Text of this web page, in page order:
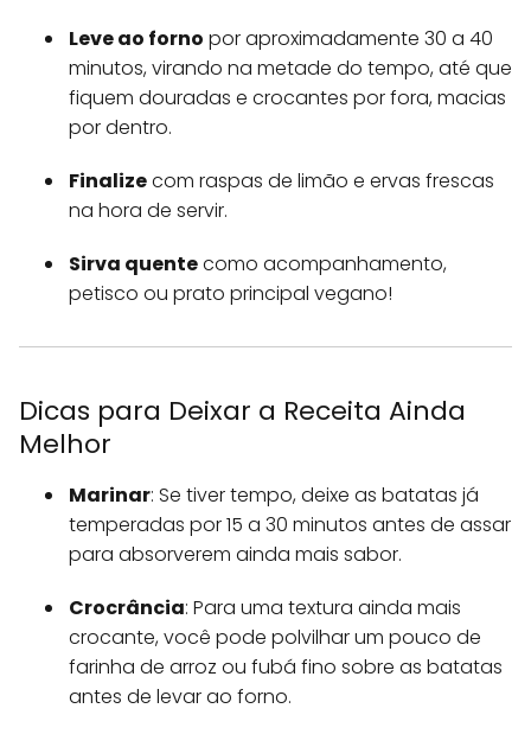
Leve ao forno por aproximadamente 30 a 40
minutos, virando na metade do tempo, até que
fiquem douradas e crocantes por fora, macias
por dentro.
Finalizecom raspas de limão e ervas frescas
na hora de servir.
Sirva quentecomo acompanhamento,
petisco ou prato principal vegano!
Dicas para Deixar a Receita Ainda
Melhor
Marinar: Se tiver tempo, deixe as batatas já
temperadas por 15 a 30 minutos antes de assar
para absorverem ainda mais sabor.
Crocrância: Para uma textura ainda mais
crocante, você pode polvilhar um pouco de
farinha de arroz ou fubá fino sobre as batatas
antes de levar ao forno.